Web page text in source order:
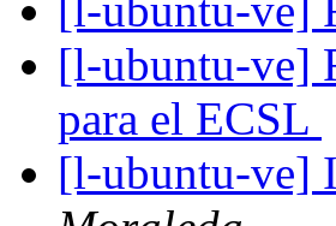
[l-ubuntu-ve]
[l-ubuntu-ve]
para el ECSL
[l-ubuntu-ve]